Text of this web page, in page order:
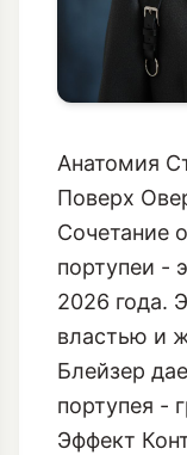
Анатомия
Поверх
Сочетание
2026 года.
властью и
Блейзер
портупея -
Эффект
Когда вы
поверх
просто
меняете